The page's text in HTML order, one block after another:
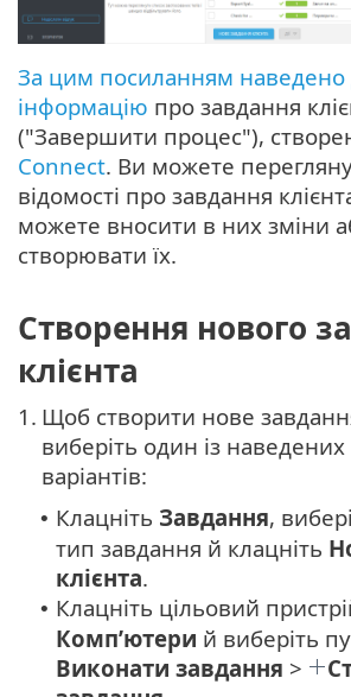
За цим посиланням наведено
інформацію про завдання
("Завершити процес"),
Connect. Ви можете
відомості про завдання
можете вносити в них зміни
створювати їх.
Створення нового
клієнта
1. Щоб створити нове
виберіть один із
варіантів:
• Клацніть Завдання,
тип завдання й клацніть
клієнта.
• Клацніть цільовий
Комп’ютери й виберіть
Виконати завдання >